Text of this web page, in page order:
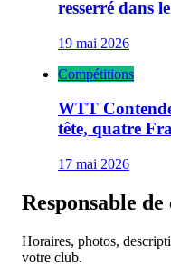
resserré dans
19 mai 2026
Compétitions
WTT
tête, quatre
17 mai 2026
Responsable de
Horaires, photos,
votre club.